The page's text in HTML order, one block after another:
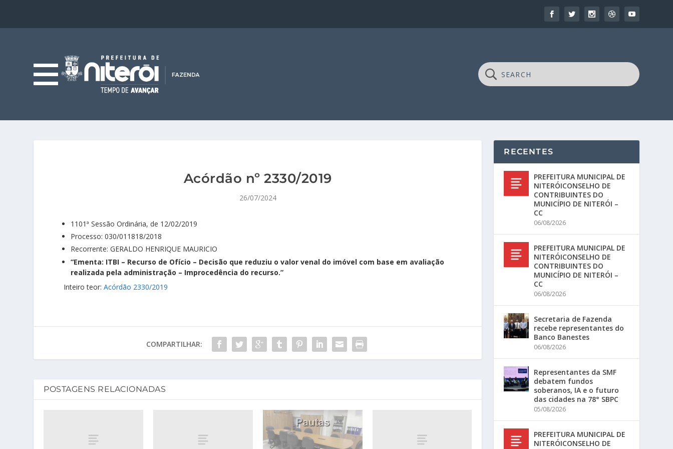
Acórdão nº 2330/2019
26/07/2024
1101ª Sessão Ordinária, de 12/02/2019
Processo: 030/011818/2018
Recorrente: GERALDO HENRIQUE MAURICIO
“Ementa: ITBI – Recurso de Ofício – Decisão que reduziu o valor venal do imóvel com base em avaliação
realizada pela administração – Improcedência do recurso.”
Inteiro teor:Acórdão 2330/2019
COMPARTILHAR:
POSTAGENS RELACIONADAS
RECENTES
PREFEITURA MUNICIPAL DE
NITERÓICONSELHO DE
CONTRIBUINTES DO
MUNICÍPIO DE NITERÓI –
CC
06/08/2026
PREFEITURA MUNICIPAL DE
NITERÓICONSELHO DE
CONTRIBUINTES DO
MUNICÍPIO DE NITERÓI –
CC
06/08/2026
Secretaria de Fazenda
recebe representantes do
Banco Banestes
06/08/2026
Representantes da SMF
debatem fundos
soberanos, IA e o futuro
das cidades na 78° SBPC
05/08/2026
PREFEITURA MUNICIPAL DE
NITERÓICONSELHO DE